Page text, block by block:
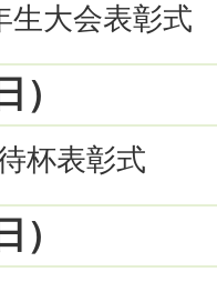
生大会表彰式
）
杯表彰式
）